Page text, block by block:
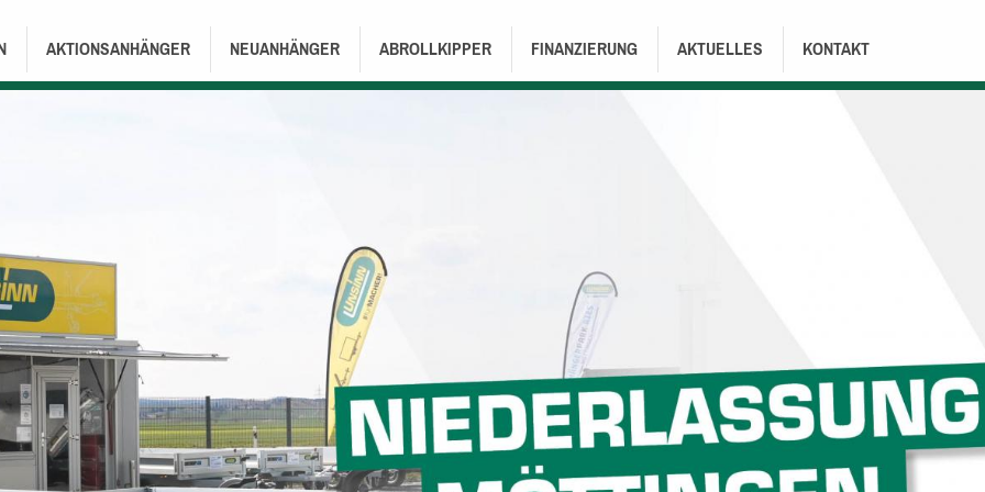
AKTIONSANHÄNGER NEUANHÄNGER ABROLLKIPPER FINANZIERUNG AKTUELLES KONTAKT